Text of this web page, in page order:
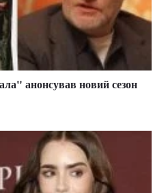
анонсував новий сезон